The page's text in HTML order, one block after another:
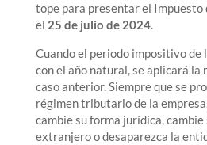
tope para presentar el Impuesto
el 25 de julio de 2024.
Cuando el periodo impositivo de
con el año natural, se aplicará la
caso anterior. Siempre que se
régimen tributario de la
cambie su forma jurídica, cambie
extranjero o desaparezca la